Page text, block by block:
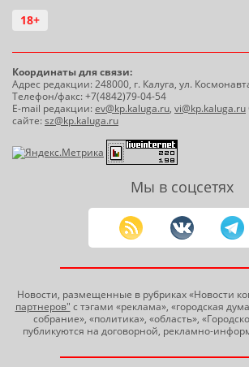
18+
Координаты для связи:
Адрес редакции: 248000, г. Калуга, ул.
Телефон/факс: +7(4842)79-04-54
E-mail редакции:ev@kp.kaluga.ru, vi@kp.kaluga.ru
сайте:sz@kp.kaluga.ru
Мы в соцсетях
Новости, размещенные в рубриках «Новости
партнеров" с тэгами «реклама», «городская
собрание», «политика», «область»,
публикуются на договорной, рекламно-